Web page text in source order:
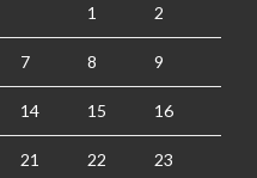
1 2
7 8 9
14 15 16
21 22 23